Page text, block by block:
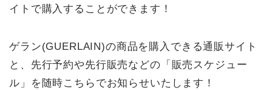
イトで購入することができます！
ゲラン(GUERLAIN)の商品を購入できる通販サイト
と、先行予約や先行販売などの「販売スケジュー
ル」を随時こちらでお知らせいたします！